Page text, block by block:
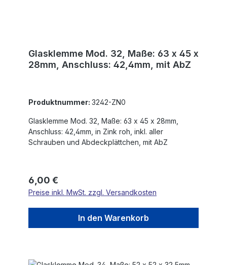
Glasklemme Mod. 32, Maße: 63 x 45 x
28mm, Anschluss: 42,4mm, mit AbZ
Produktnummer: 3242-ZN0
Glasklemme Mod. 32, Maße: 63 x 45 x 28mm,
Anschluss: 42,4mm, in Zink roh, inkl. aller
Schrauben und Abdeckplättchen, mit AbZ
Regulärer Preis:
6,00 €
Preise inkl. MwSt. zzgl. Versandkosten
In den Warenkorb